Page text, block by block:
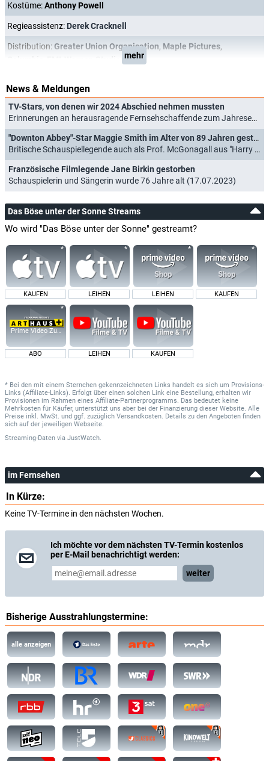
Kostüme:Anthony Powell
Regieassistenz: Derek Cracknell
Distribution:Greater Union Organisation, Maple Pictures,
StudioCanal
mehr
News & Meldungen
TV-Stars, von denen wir 2024 Abschied nehmen mussten
Erinnerungen an herausragende Fernsehschaffende zum Jahresende (31.12.2024)
"Downton Abbey"-Star Maggie Smith im Alter von 89 Jahren gestorben
Britische Schauspiellegende auch als Prof. McGonagall aus "Harry Potter"-Filmen bekannt (27.09.2024)
Französische Filmlegende Jane Birkin gestorben
Schauspielerin und Sängerin wurde 76 Jahre alt (17.07.2023)
Das Böse unter der Sonne Streams
Wo wird "Das Böse unter der Sonne" gestreamt?
KAUFEN LEIHEN LEIHEN KAUFEN
Prime Video Zusatz-Kanäle
ABO LEIHEN KAUFEN
* Bei den mit einem Sternchen gekennzeichneten Links handelt es sich um Provisions-
Links (Affiliate-Links). Erfolgt über einen solchen Link eine Bestellung, erhalten wir
Provisionen im Rahmen eines Affiliate-Partnerprogramms. Das bedeutet keine
Mehrkosten für Käufer, unterstützt uns aber bei der Finanzierung dieser Website. Alle
Preise inkl. MwSt. und ggf. zuzüglich Versandkosten. Details zu den Angeboten finden
sich auf der jeweiligen Webseite.
Streaming-Daten via JustWatch.
im Fernsehen
In Kürze:
Keine TV-Termine in den nächsten Wochen.
Ich möchte vor dem nächsten TV-Termin kostenlos
per E-Mail benachrichtigt werden:
weiter
Bisherige Ausstrahlungstermine:
alle anzeigen